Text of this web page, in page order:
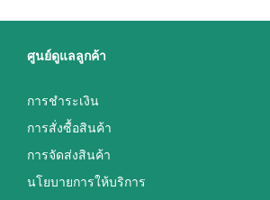
ศูนย์ดูแลลูกค้า
การชำระเงิน
การสั่งซื้อสินค้า
การจัดส่งสินค้า
นโยบายการให้บริการ